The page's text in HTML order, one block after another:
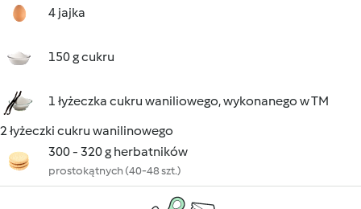
4 jajka
150 g cukru
1 łyżeczka cukru waniliowego, wykonanego w TM
2 łyżeczki cukru wanilinowego
300 - 320 g herbatników
prostokątnych (40-48 szt.)